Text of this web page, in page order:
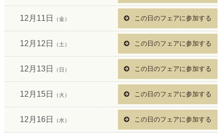
12月11日 （金） この日のフェアに参加する
12月12日 （土） この日のフェアに参加する
12月13日 （日） この日のフェアに参加する
12月15日 （火） この日のフェアに参加する
12月16日 （水） この日のフェアに参加する